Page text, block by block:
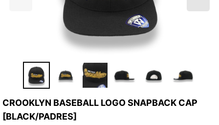
CROOKLYN BASEBALL LOGO SNAPBACK CAP
[BLACK/PADRES]